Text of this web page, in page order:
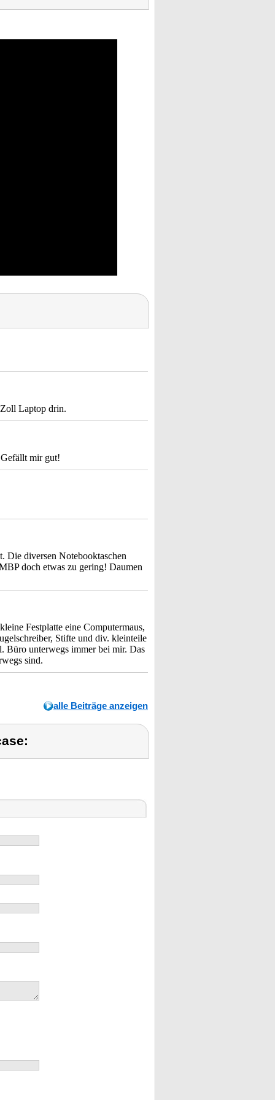
Laptop drin.
mir gut!
Die diversen Notebooktaschen
doch etwas zu gering! Daumen
Festplatte eine Computermaus,
Stifte und div. kleinteile
Büro unterwegs immer bei mir. Das
sind.
alle Beiträge anzeigen